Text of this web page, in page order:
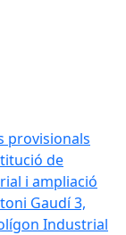
provisionals
de
i ampliació
Gaudí 3,
Industrial